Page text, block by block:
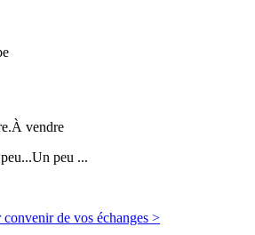
À vendre
Un peu ...
de vos échanges >